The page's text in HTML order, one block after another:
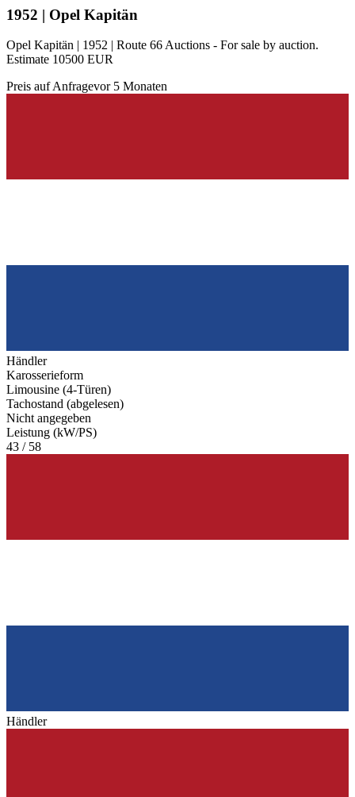
1952 | Opel Kapitän
Opel Kapitän | 1952 | Route 66 Auctions - For sale by auction.
Estimate 10500 EUR
Preis auf Anfragevor 5 Monaten
Händler
Karosserieform
Limousine (4-Türen)
Tachostand (abgelesen)
Nicht angegeben
Leistung (kW/PS)
43 / 58
Händler